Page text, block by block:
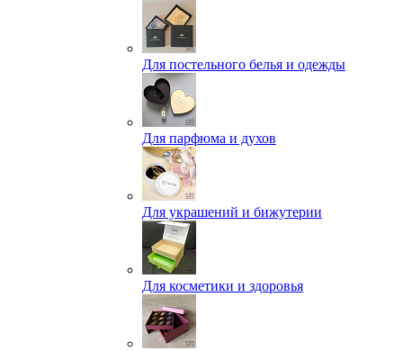
Для постельного белья и одежды
Для парфюма и духов
Для украшений и бижутерии
Для косметики и здоровья